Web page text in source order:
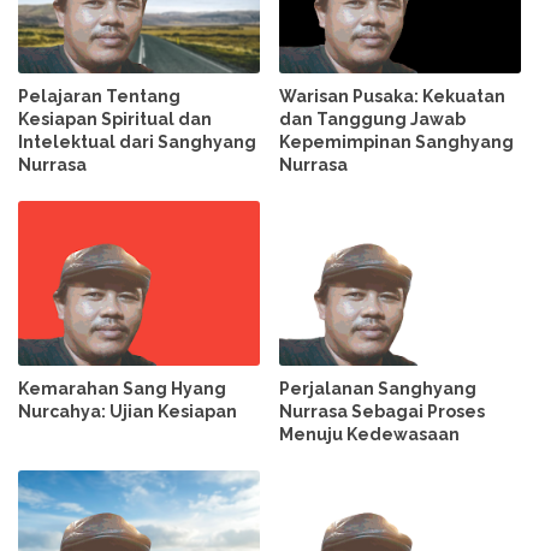
Pelajaran Tentang
Kesiapan Spiritual dan
Intelektual dari Sanghyang
Nurrasa
Warisan Pusaka: Kekuatan
dan Tanggung Jawab
Kepemimpinan Sanghyang
Nurrasa
Kemarahan Sang Hyang
Nurcahya: Ujian Kesiapan
Perjalanan Sanghyang
Nurrasa Sebagai Proses
Menuju Kedewasaan